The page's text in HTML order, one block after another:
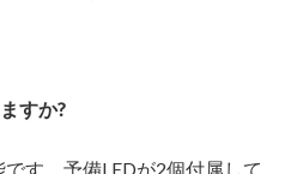
すか?
す。予備LEDが2個付属して